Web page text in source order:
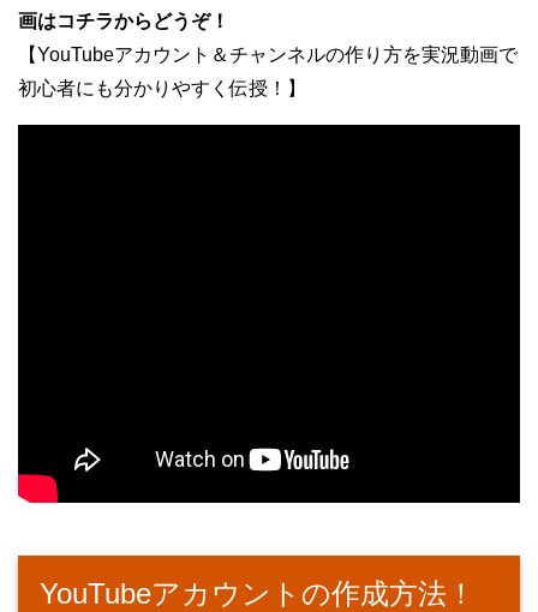
画はコチラからどうぞ！
【YouTubeアカウント＆チャンネルの作り方を実況動画で
初心者にも分かりやすく伝授！】
YouTubeアカウントの作成方法！